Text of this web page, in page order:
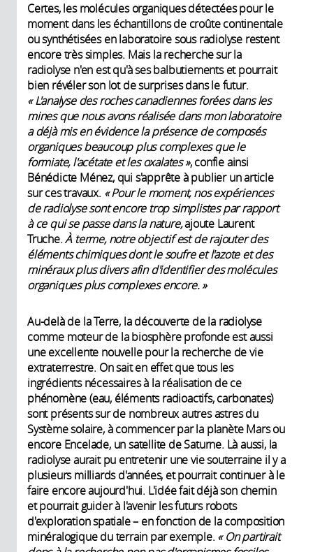
Certes, les molécules organiques détectées pour le
moment dans les échantillons de croûte continentale
ou synthétisées en laboratoire sous radiolyse restent
encore très simples. Mais la recherche sur la
radiolyse n'en est qu'à ses balbutiements et pourrait
bien révéler son lot de surprises dans le futur.
« L'analyse des roches canadiennes forées dans les
mines que nous avons réalisée dans mon laboratoire
a déjà mis en évidence la présence de composés
organiques beaucoup plus complexes que le
formiate, l'acétate et les oxalates », confie ainsi
Bénédicte Ménez, qui s'apprête à publier un article
sur ces travaux. « Pour le moment, nos expériences
de radiolyse sont encore trop simplistes par rapport
à ce qui se passe dans la nature,ajoute Laurent
Truche.À terme, notre objectif est de rajouter des
éléments chimiques dont le soufre et l'azote et des
minéraux plus divers afin d'identifier des molécules
organiques plus complexes encore. »
Au-delà de la Terre, la découverte de la radiolyse
comme moteur de la biosphère profonde est aussi
une excellente nouvelle pour la recherche de vie
extraterrestre. On sait en effet que tous les
ingrédients nécessaires à la réalisation de ce
phénomène (eau, éléments radioactifs, carbonates)
sont présents sur de nombreux autres astres du
Système solaire, à commencer par la planète Mars ou
encore Encelade, un satellite de Saturne. Là aussi, la
radiolyse aurait pu entretenir une vie souterraine il y a
plusieurs milliards d'années, et pourrait continuer à le
faire encore aujourd'hui. L'idée fait déjà son chemin
et pourrait guider à l'avenir les futurs robots
d'exploration spatiale – en fonction de la composition
minéralogique du terrain par exemple. « On partirait